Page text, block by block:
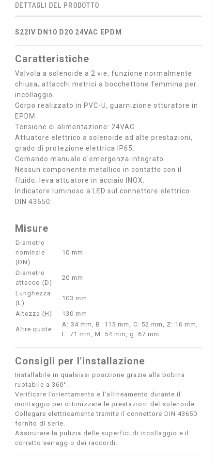
DETTAGLI DEL PRODOTTO
S22IV DN10 D20 24VAC EPDM
Caratteristiche
Valvola a solenoide a 2 vie, funzione normalmente
chiusa, attacchi metrici a bocchettone femmina per
incollaggio.
Corpo realizzato in PVC-U, guarnizione otturatore in
EPDM.
Tensione di alimentazione: 24VAC.
Attuatore elettrico a solenoide ad alte prestazioni,
grado di protezione elettrica IP65.
Comando manuale d'emergenza integrato.
Nessun componente metallico in contatto con il
fluido; leva attuatore in acciaio INOX.
Indicatore luminoso a LED sul connettore elettrico
DIN 43650.
Misure
Diametro
nominale
(DN)
10 mm
Diametro
attacco (D)
20 mm
Lunghezza
(L)
103 mm
Altezza (H) 130 mm
Altre quote
A: 34 mm, B: 115 mm, C: 52 mm, Z: 16 mm,
E: 71 mm, M: 54 mm, g: 67 mm
Consigli per l'installazione
Installabile in qualsiasi posizione grazie alla bobina
ruotabile a 360°.
Verificare l’orientamento e l’allineamento durante il
montaggio per ottimizzare le prestazioni del solenoide.
Collegare elettricamente tramite il connettore DIN 43650
fornito di serie.
Assicurare la pulizia delle superfici di incollaggio e il
corretto serraggio dei raccordi.